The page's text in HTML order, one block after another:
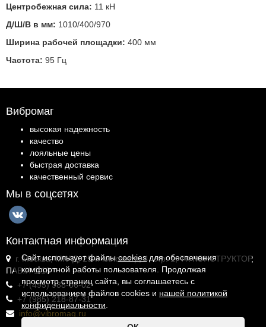
Центробежная сила: 11 кН
Д/Ш/В в мм: 1010/400/970
Ширина рабочей площадки: 400 мм
Частота: 95 Гц
Вибромаг
высокая надежность
качество
лояльные цены
быстрая доставка
качественный сервис
Мы в соцсетях
Контактная информация
г. Москва, МКАД, 25-й километр, 4, стр. 1, ТК КОНСТРУКТОР,
ПАВ.И-1.18
+7 (495) 988-06-02
+7 (985) 218-87-31
info@vibromag.ru
Сайт использует файлыcookiesдля обеспечения
комфортной работы пользователя. Продолжая
просмотр страниц сайта, вы соглашаетесь с
использованием файлов cookies и нашей политикой
конфиденциальности